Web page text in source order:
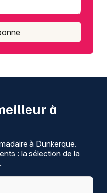
à
à Dunkerque.
: la sélection de la